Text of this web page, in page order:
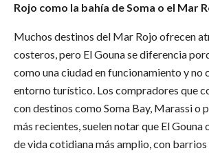
Rojo como la bahía de Soma o el Mar
Muchos destinos del Mar Rojo ofrecen
costeros, pero El Gouna se diferencia
como una ciudad en funcionamiento y no
entorno turístico. Los compradores que
con destinos como Soma Bay, Marassi o
más recientes, suelen notar que El Gouna
de vida cotidiana más amplio, con